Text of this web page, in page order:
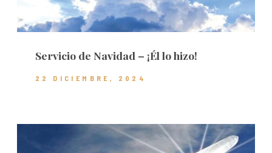
Servicio de Navidad – ¡Él lo hizo!
22 DICIEMBRE, 2024